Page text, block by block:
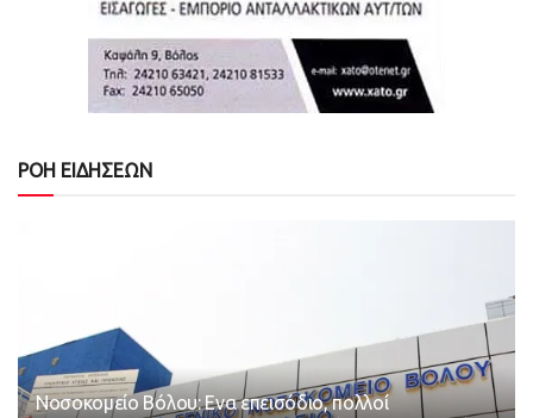
ΡΟΗ ΕΙΔΗΣΕΩΝ
Νοσοκομείο Βόλου: Ενα επεισόδιο, πολλοί